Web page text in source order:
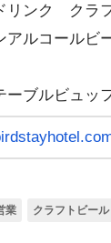
リンク クラ
アルコールビ
ブルビュッ
業 クラフトビール